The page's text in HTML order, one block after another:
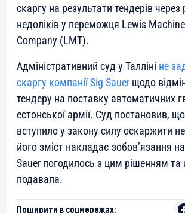
скаргу на результати тендерів
недоліків у переможця Lewis
Company (LMT).
Адміністративний суд у Талліні не
скаргу компанії Sig Sauer щодо
тендеру на поставку автоматичних
естонської армії. Суд постановив,
вступило у закону силу оскаржити
його зміст накладає зобов’язання
Sauer погодилось з цим рішенням та
подавала.
Поширити в соцмережах: